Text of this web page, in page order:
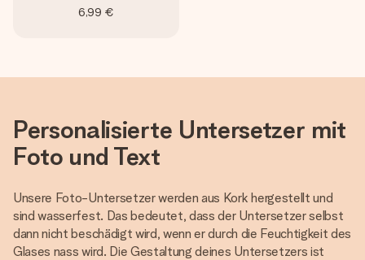
6,99 €
Personalisierte Untersetzer mit
Foto und Text
Unsere Foto-Untersetzer werden aus Kork hergestellt und
sind wasserfest. Das bedeutet, dass der Untersetzer selbst
dann nicht beschädigt wird, wenn er durch die Feuchtigkeit des
Glases nass wird. Die Gestaltung deines Untersetzers ist